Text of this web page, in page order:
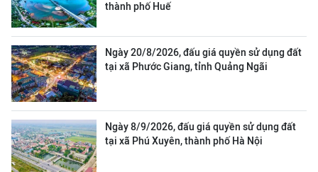
thành phố Huế
Ngày 20/8/2026, đấu giá quyền sử dụng đất
tại xã Phước Giang, tỉnh Quảng Ngãi
Ngày 8/9/2026, đấu giá quyền sử dụng đất
tại xã Phú Xuyên, thành phố Hà Nội